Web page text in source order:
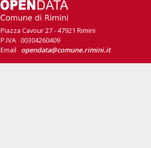
Piazza Cavour 27 - 47921 Rimini
P.IVA 00304260409
Email opendata@comune.rimini.it